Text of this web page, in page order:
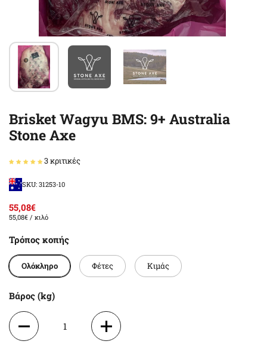
Brisket Wagyu BMS: 9+ Australia
Stone Axe
3 κριτικές
SKU: 31253-10
55,08€
55,08€ / κιλό
Τρόπος κοπής
Ολόκληρο Φέτες Κιμάς
Βάρος (kg)